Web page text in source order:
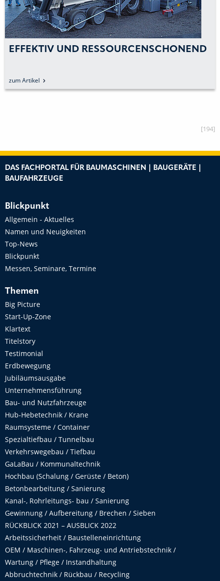
EFFEKTIV UND RESSOURCENSCHONEND
zum Artikel
[194]
DAS FACHPORTAL FÜR BAUMASCHINEN | BAUGERÄTE |
BAUFAHRZEUGE
Blickpunkt
Allgemein - Aktuelles
Namen und Neuigkeiten
Top-News
Blickpunkt
Messen, Seminare, Termine
Themen
Big Picture
Start-Up-Zone
Klartext
Titelstory
Testimonial
Erdbewegung
Jubiläumsausgabe
Unternehmensführung
Bau- und Nutzfahrzeuge
Hub-Hebetechnik / Krane
Raumsysteme / Container
Spezialtiefbau / Tunnelbau
Verkehrswegebau / Tiefbau
GaLaBau / Kommunaltechnik
Hochbau (Schalung / Gerüste / Beton)
Betonbearbeitung / Sanierung
Kanal-, Rohrleitungs- bau / Sanierung
Gewinnung / Aufbereitung / Brechen / Sieben
RÜCKBLICK 2021 – AUSBLICK 2022
Arbeitssicherheit / Baustelleneinrichtung
OEM / Maschinen-, Fahrzeug- und Antriebstechnik /
Wartung / Pflege / Instandhaltung
Abbruchtechnik / Rückbau / Recycling